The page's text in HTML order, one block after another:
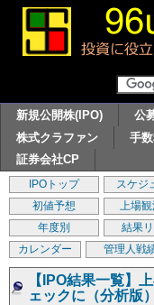
新規公開株(IPO) 公
株式クラファン
手
証券会社CP
IPOトップ スケジ
初値予想
上場
年度別
結果
カレンダー
管理人戦
【IPO結果一覧】
ェックに（分析版）